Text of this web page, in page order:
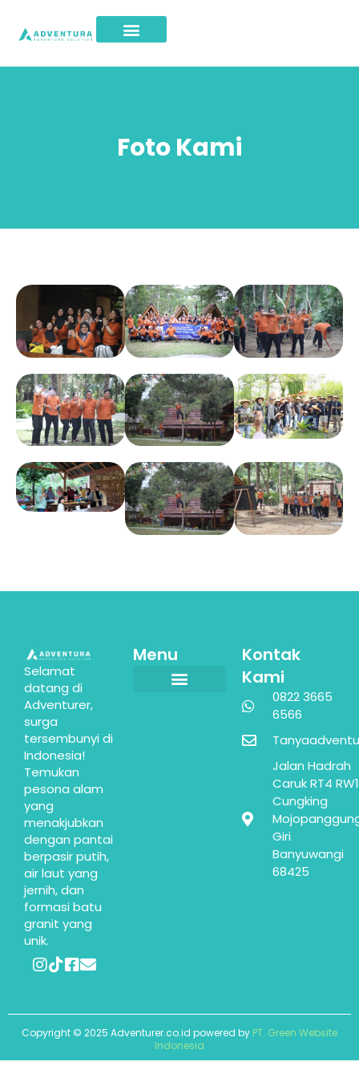
Foto Kami
Selamat
datang di
Adventurer,
surga
tersembunyi di
Indonesia!
Temukan
pesona alam
yang
menakjubkan
dengan pantai
berpasir putih,
air laut yang
jernih, dan
formasi batu
granit yang
unik.
Menu
Kontak
Kami
0822 3665
6566
Jalan Hadrah
Caruk RT4 RW1
Cungking
Giri
Banyuwangi
68425
Copyright © 2025 Adventurer.co.id powered by PT. Green Website
Indonesia